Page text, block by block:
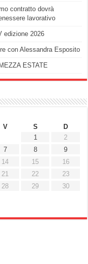
contratto dovrà
lavorativo
edizione 2026
con Alessandra Esposito
ESTATE
V S
D
1
2
7 8
9
14 15
16
21 22
23
28 29
30